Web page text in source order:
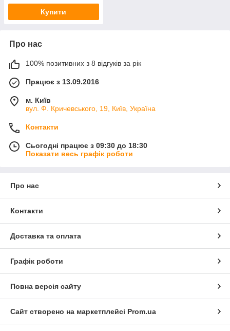
Купити
Про нас
100% позитивних з 8 відгуків за рік
Працює з 13.09.2016
м. Київ
вул. Ф. Кричевського, 19, Київ, Україна
Контакти
Сьогодні працює з 09:30 до 18:30
Показати весь графік роботи
Про нас
Контакти
Доставка та оплата
Графік роботи
Повна версія сайту
Сайт створено на маркетплейсі Prom.ua